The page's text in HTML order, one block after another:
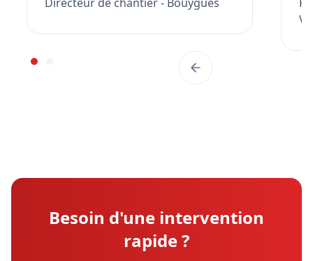
Besoin d'une intervention
rapide ?